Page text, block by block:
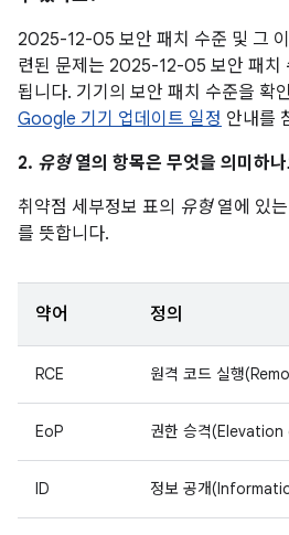
2025-12-05 보안 패치 수준 및 그
련된 문제는 2025-12-05 보안 패치
됩니다. 기기의 보안 패치 수준을 확
Google 기기 업데이트 일정 안내를
2. 유형열의 항목은 무엇을 의미하
취약점 세부정보 표의 유형열에 있
를 뜻합니다.
약어 정의
RCE 원격 코드 실행
EoP 권한 승격
ID 정보 공개